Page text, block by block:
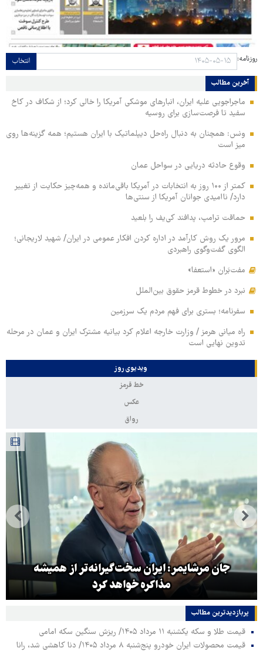
روزنامه: انتخاب
آخرین مطالب
ماجراجویی علیه ایران، انبارهای موشکی آمریکا را خالی کرد؛ از شکاف در کاخ
سفید تا فرصت‌سازی برای روسیه
ونس: همچنان به دنبال راه‌حل دیپلماتیک با ایران هستیم؛ همه گزینه‌ها روی
میز است
وقوع حادثه دریایی در سواحل عمان
کمتر از ۱۰۰ روز به انتخابات در آمریکا باقی‌مانده و همه‌چیز حکایت از تغییر
دارد/ ناامیدی جوانان آمریکا از سنتی‌ها
حماقت ترامپ، پدافند کی‌یف را بلعید
مرور یک روش کارآمد در اداره کردن افکار عمومی در ایران/ شهید لاریجانی؛
الگوی گفت‌وگوی راهبردی
مفت‌بَران «استعفا»
نبرد در خطوط قرمز حقوق بین‌الملل
سفرنامه؛ بستری برای فهم مردم یک سرزمین
راه میانی هرمز / وزارت خارجه اعلام کرد بیانیه مشترک ایران و عمان در مرحله
تدوین نهایی است
ویدیوی روز
خط قرمز
عکس
رواق
جان مرشایمر: ایران سخت‌گیرانه‌تر از همیشه
مذاکره خواهد کرد
پربازدیدترین‌ مطالب
قیمت طلا و سکه یکشنبه ۱۱ مرداد ۱۴۰۵/ ریزش سنگین سکه امامی
قیمت محصولات ایران خودرو پنج‌شنبه ۸ مرداد ۱۴۰۵/ دنا کاهشی شد، رانا